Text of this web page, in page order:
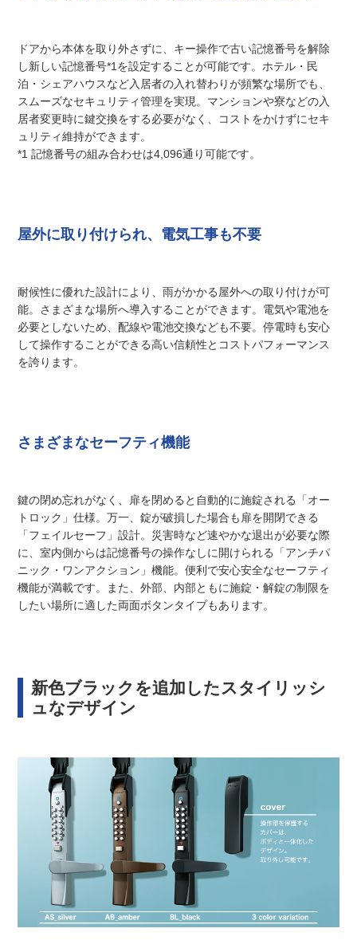
ドアから本体を取り外さずに、キー操作で古い記憶番号を解除
し新しい記憶番号*1を設定することが可能です。ホテル・民
泊・シェアハウスなど入居者の入れ替わりが頻繁な場所でも、
スムーズなセキュリティ管理を実現。マンションや寮などの入
居者変更時に鍵交換をする必要がなく、コストをかけずにセキ
ュリティ維持ができます。
*1 記憶番号の組み合わせは4,096通り可能です。
屋外に取り付けられ、電気工事も不要
耐候性に優れた設計により、雨がかかる屋外への取り付けが可
能。さまざまな場所へ導入することができます。電気や電池を
必要としないため、配線や電池交換なども不要。停電時も安心
して操作することができる高い信頼性とコストパフォーマンス
を誇ります。
さまざまなセーフティ機能
鍵の閉め忘れがなく、扉を閉めると自動的に施錠される「オー
トロック」仕様。万一、錠が破損した場合も扉を開閉できる
「フェイルセーフ」設計。災害時など速やかな退出が必要な際
に、室内側からは記憶番号の操作なしに開けられる「アンチパ
ニック・ワンアクション」機能。便利で安心安全なセーフティ
機能が満載です。また、外部、内部ともに施錠・解錠の制限を
したい場所に適した両面ボタンタイプもあります。
新色ブラックを追加したスタイリッシ
ュなデザイン